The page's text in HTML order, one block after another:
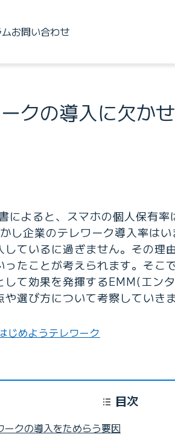
お問い合わせ
クの導入に欠か
によると、スマホの個人保有
し企業のテレワーク導入率は
ているに過ぎません。その理
たことが考えられます。そこ
して効果を発揮するEMM(エン
選び方について考察していきま
じめようテレワーク
目次
ークの導入をためらう要因